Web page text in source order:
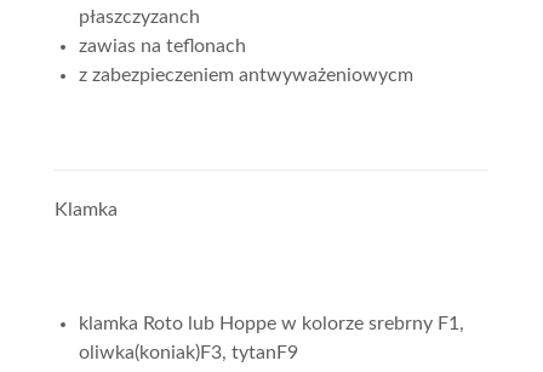
płaszczyzanch
zawias na teflonach
z zabezpieczeniem antwyważeniowycm
Klamka
klamka Roto lub Hoppe w kolorze srebrny F1,
oliwka(koniak)F3, tytanF9